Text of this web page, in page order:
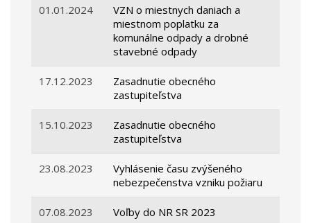
01.01.2024
VZN o miestnych daniach a
miestnom poplatku za
komunálne odpady a drobné
stavebné odpady
17.12.2023
Zasadnutie obecného
zastupiteľstva
15.10.2023
Zasadnutie obecného
zastupiteľstva
23.08.2023
Vyhlásenie času zvýšeného
nebezpečenstva vzniku požiaru
07.08.2023 Voľby do NR SR 2023